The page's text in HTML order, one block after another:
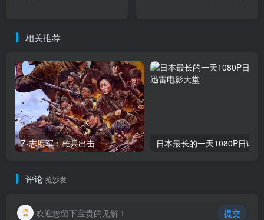
相关推荐
Z-志愿军：雄兵出击 日本最长的一天1080P日语
评论 抢沙发
欢迎您留下宝贵的见解！ 提交